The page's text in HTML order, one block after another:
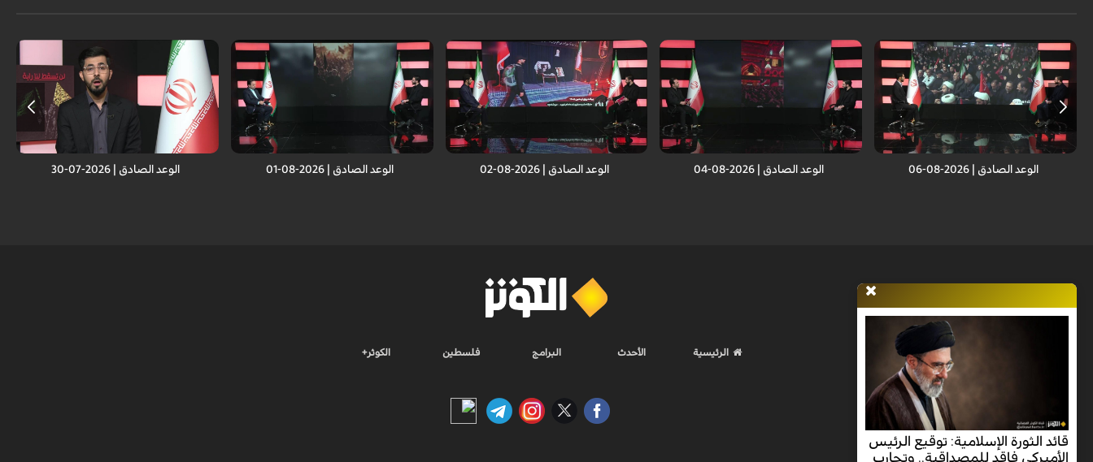
انتصار الجمهورية الإسلامية أمام العدو
الصهيوني.. انتصار لكل الأمة الإسلامية
الوعد الصادق | 2026-08-06
انتصار الجمهورية الإسلامية أمام العدو
الصهيوني.. انتصار لكل الأمة الإسلامية
الوعد الصادق | 2026-08-04
انتصار الجمهورية الإسلامية أمام العدو
الوعد الصادق | 2026-08-02
انتصار الجمهورية الإسلامية أمام العدو
الصهيوني.. انتصار لكل الأمة الإسلامية
الوعد الصادق | 2026-08-01
انتصار الجمهورية الإسلامية أمام العدو
الصهيوني.. انتصار لكل الأمة الإسلامية
الوعد الصادق | 2026-07-30
قائد الثورة الإسلامية: توقيع الرئيس
الأميركي فاقد للمصداقية.. وتجارب
الرئيسية الأحدث البرامج فلسطين الكوثر+